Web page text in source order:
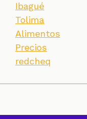
Ibagué
Tolima
Alimentos
Precios
redcheq